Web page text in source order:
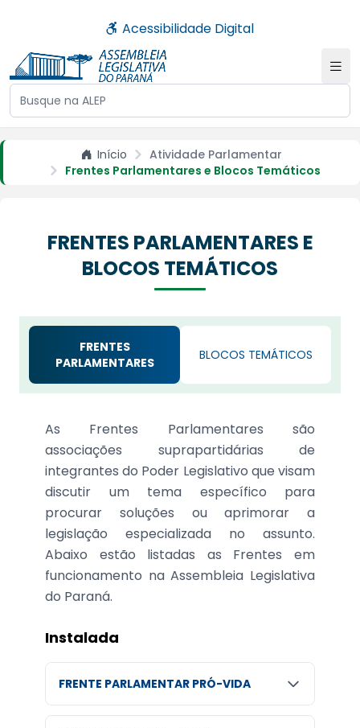
Acessibilidade Digital
Buscar no site da ALEP
Início
Atividade Parlamentar
Frentes Parlamentares e Blocos Temáticos
FRENTES PARLAMENTARES E
BLOCOS TEMÁTICOS
FRENTES
PARLAMENTARES
BLOCOS TEMÁTICOS
As Frentes Parlamentares são
associações suprapartidárias de
integrantes do Poder Legislativo que visam
discutir um tema específico para
procurar soluções ou aprimorar a
legislação especializada no assunto.
Abaixo estão listadas as Frentes em
funcionamento na Assembleia Legislativa
do Paraná.
Instalada
FRENTE PARLAMENTAR PRÓ-VIDA